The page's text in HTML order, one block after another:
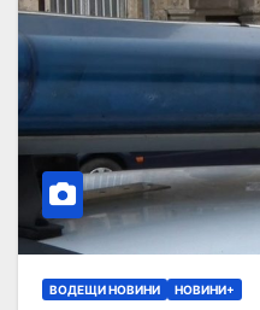
ВОДЕЩИ НОВИНИ НОВИНИ+